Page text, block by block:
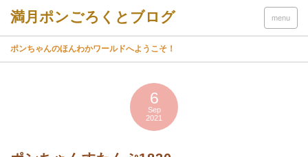
menu
ポンちゃんのほんわかワールドへようこそ！
6
Sep
2021